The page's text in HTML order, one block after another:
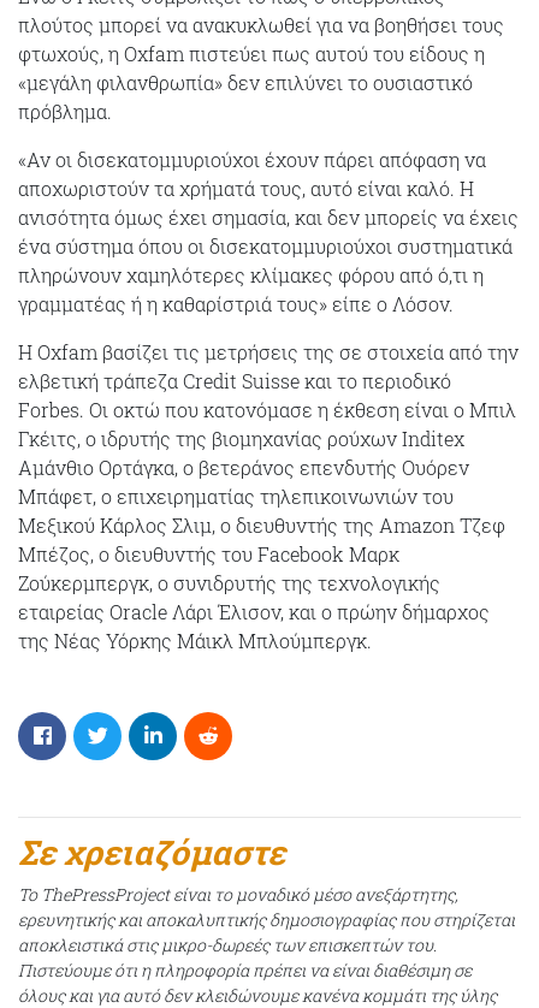
πλούτος μπορεί να ανακυκλωθεί για να βοηθήσει τους
φτωχούς, η Oxfam πιστεύει πως αυτού του είδους η
«μεγάλη φιλανθρωπία» δεν επιλύνει το ουσιαστικό
πρόβλημα.
«Αν οι δισεκατομμυριούχοι έχουν πάρει απόφαση να
αποχωριστούν τα χρήματά τους, αυτό είναι καλό. Η
ανισότητα όμως έχει σημασία, και δεν μπορείς να έχεις
ένα σύστημα όπου οι δισεκατομμυριούχοι συστηματικά
πληρώνουν χαμηλότερες κλίμακες φόρου από ό,τι η
γραμματέας ή η καθαρίστριά τους» είπε ο Λόσον.
Η Oxfam βασίζει τις μετρήσεις της σε στοιχεία από την
ελβετική τράπεζα Credit Suisse και το περιοδικό
Forbes. Οι οκτώ που κατονόμασε η έκθεση είναι ο Μπιλ
Γκέιτς, ο ιδρυτής της βιομηχανίας ρούχων Inditex
Αμάνθιο Ορτάγκα, ο βετεράνος επενδυτής Ουόρεν
Μπάφετ, ο επιχειρηματίας τηλεπικοινωνιών του
Μεξικού Κάρλος Σλιμ, ο διευθυντής της Amazon Τζεφ
Μπέζος, ο διευθυντής του Facebook Μαρκ
Ζούκερμπεργκ, ο συνιδρυτής της τεχνολογικής
εταιρείας Oracle Λάρι Έλισον, και ο πρώην δήμαρχος
της Νέας Υόρκης Μάικλ Μπλούμπεργκ.
Σε χρειαζόμαστε
Το ThePressProject είναι το μοναδικό μέσο ανεξάρτητης,
ερευνητικής και αποκαλυπτικής δημοσιογραφίας που στηρίζεται
αποκλειστικά στις μικρο-δωρεές των επισκεπτών του.
Πιστεύουμε ότι η πληροφορία πρέπει να είναι διαθέσιμη σε
όλους και για αυτό δεν κλειδώνουμε κανένα κομμάτι της ύλης